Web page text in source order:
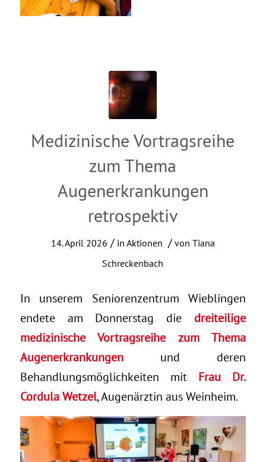
Medizinische Vortragsreihe
zum Thema
Augenerkrankungen
retrospektiv
14. April 2026 / in Aktionen / von Tiana
Schreckenbach
In unserem Seniorenzentrum Wieblingen
endete am Donnerstag die dreiteilige
medizinische Vortragsreihe zum Thema
Augenerkrankungenund deren
Behandlungsmöglichkeiten mit Frau Dr.
Cordula Wetzel, Augenärztin aus Weinheim.